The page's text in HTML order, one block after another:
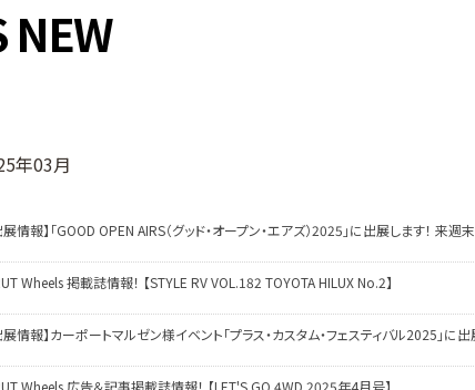
NEW
年03月
展情報】「GOOD OPEN AIRS（グッド・オープン・エアズ）2025」に出展します！
Wheels 掲載誌情報！ 【STYLE RV VOL.182 TOYOTA HILUX No.2】
展情報】カーポートマルゼン様イベント「プラス・カスタム・フェスティバル2025
Wheels 広告＆記事掲載誌情報！ 【LET'S GO 4WD 2025年4月号】